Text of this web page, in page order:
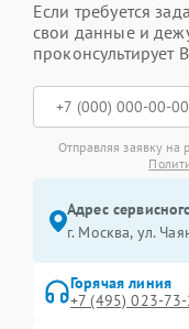
Если требуется
свои данные и
проконсультирует
Отправляя заявку на
Адрес
г. Москва, ул.
Горячая линия
+7 (495) 023-